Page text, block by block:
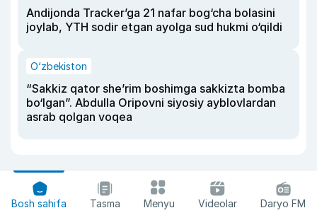
Andijonda Tracker’ga 21 nafar bog‘cha bolasini
joylab, YTH sodir etgan ayolga sud hukmi o‘qildi
O‘zbekiston
“Sakkiz qator she’rim boshimga sakkizta bomba
bo‘lgan”. Abdulla Oripovni siyosiy ayblovlardan
asrab qolgan voqea
Bosh sahifa Tasma Menyu Videolar Daryo FM